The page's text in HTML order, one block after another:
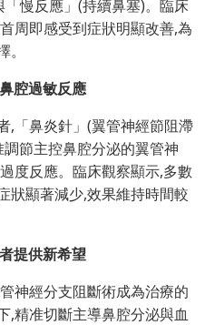
慢反應」(持續鼻塞)。臨床
周即感受到症狀明顯改善,為
腔過敏反應
鼻炎針」(翼管神經節阻滯
節主控鼻腔分泌的翼管神
度反應。臨床觀察顯示,多數
狀顯著減少,效果維持時間較
提供新希望
經分支阻斷術成為治療的
,精准切斷主導鼻腔分泌與血